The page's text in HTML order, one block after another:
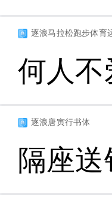
逐浪马拉松跑步体育
何人不
逐浪唐寅行书体
隔座